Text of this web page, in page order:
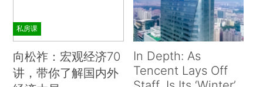
私房课
向松祚：宏观经济70
讲，带你了解国内外
In Depth: As
Tencent Lays Off